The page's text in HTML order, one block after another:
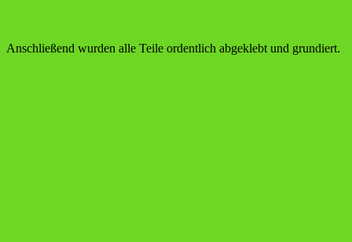
Anschließend wurden alle Teile ordentlich abgeklebt und grundiert.